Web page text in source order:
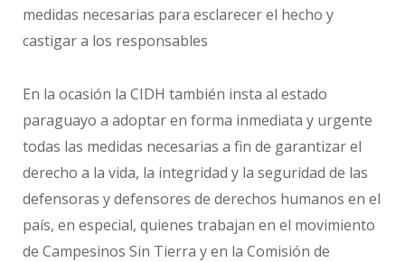
medidas necesarias para esclarecer el hecho y
castigar a los responsables
En la ocasión la CIDH también insta al estado
paraguayo a adoptar en forma inmediata y urgente
todas las medidas necesarias a fin de garantizar el
derecho a la vida, la integridad y la seguridad de las
defensoras y defensores de derechos humanos en el
país, en especial, quienes trabajan en el movimiento
de Campesinos Sin Tierra y en la Comisión de